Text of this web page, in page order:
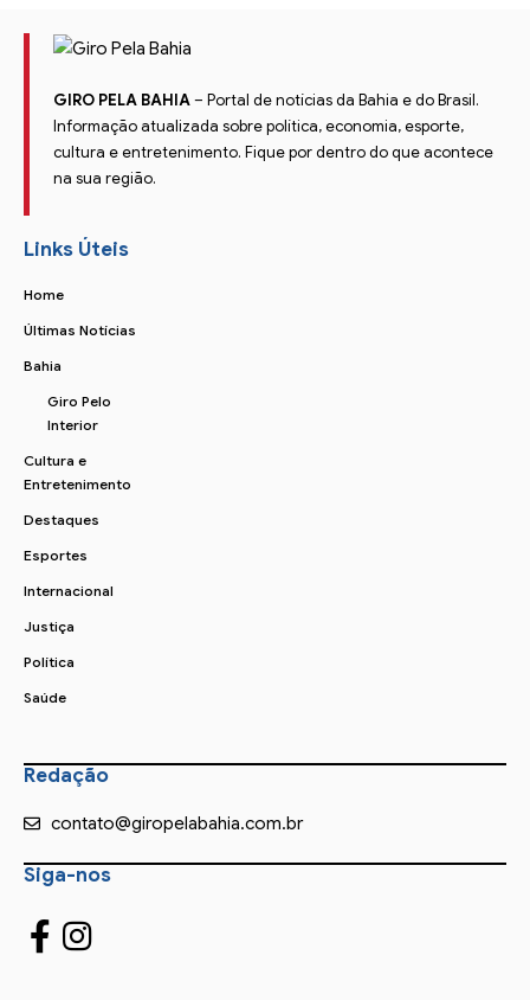
GIRO PELA BAHIA– Portal de notícias da Bahia e do Brasil.
Informação atualizada sobre política, economia, esporte,
cultura e entretenimento. Fique por dentro do que acontece
na sua região.
Links Úteis
Home
Últimas Notícias
Bahia
Giro Pelo
Interior
Cultura e
Entretenimento
Destaques
Esportes
Internacional
Justiça
Política
Saúde
Redação
contato@giropelabahia.com.br
Siga-nos